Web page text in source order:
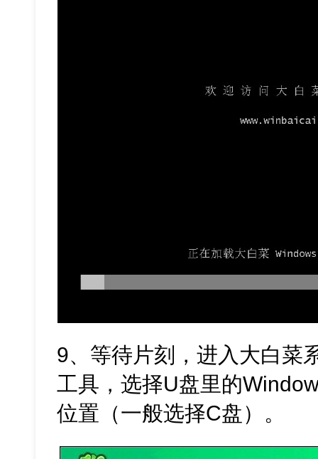
9、等待片刻，进入大白菜
工具，选择U盘里的
位置（一般选择C盘）。